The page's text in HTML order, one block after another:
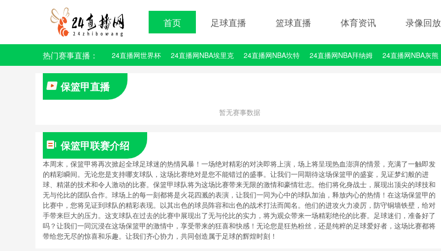
首页 足球直播 篮球直播 体育资讯 录像回放
热门赛事直播： 24直播网世界杯 24直播网NBA埃里克 24直播网NBA坎特 24直播网NBA拜纳姆 24直播网NBA灰熊
保篮甲直播
暂无赛事数据
保篮甲联赛介绍
本周末，保篮甲将再次掀起全球足球迷的热情风暴！一场绝对精彩的对决即将上演，场上将呈现热血澎湃的情景，充满了一触即发
的精彩瞬间。无论您是支持哪支球队，这场比赛绝对是您不能错过的盛事。让我们一同期待这场保篮甲的盛宴，见证梦幻般的进
球、精湛的技术和令人激动的比赛。保篮甲球队将为这场比赛带来无限的激情和豪情壮志。他们将化身战士，展现出顶尖的球技和
无与伦比的团队合作。球场上的每一刻都将是火花四溅的表演，让我们一同为心中的球队加油，释放内心的热情！在这场保篮甲的
比赛中，您将见证到球队的精彩表现。以其出色的球员阵容和出色的战术打法而闻名。他们的进攻火力凌厉，防守铜墙铁壁，给对
手带来巨大的压力。这支球队在过去的比赛中展现出了无与伦比的实力，将为观众带来一场精彩绝伦的比赛。足球迷们，准备好了
吗？让我们一同沉浸在这场保篮甲的激情中，享受带来的狂喜和快感！无论您是狂热粉丝，还是纯粹的足球爱好者，这场比赛都将
带给您无尽的惊喜和乐趣。让我们齐心协力，共同创造属于足球的辉煌时刻！